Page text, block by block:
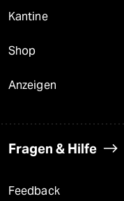
Kantine
Shop
Anzeigen
Fragen & Hilfe
Feedback